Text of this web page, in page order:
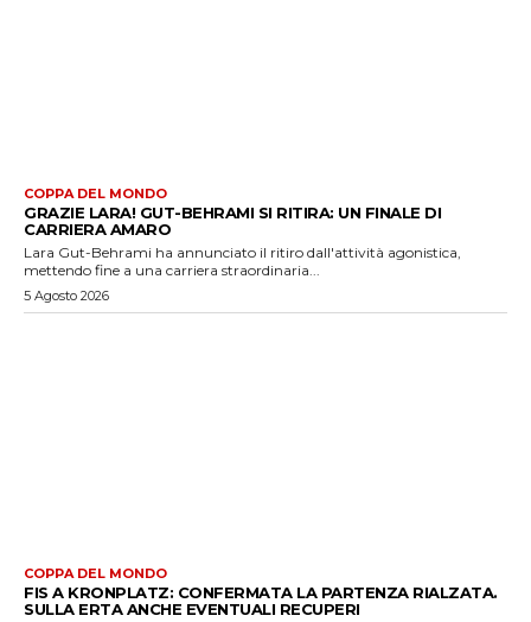
COPPA DEL MONDO
GRAZIE LARA! GUT-BEHRAMI SI RITIRA: UN FINALE DI
CARRIERA AMARO
Lara Gut-Behrami ha annunciato il ritiro dall'attività agonistica,
mettendo fine a una carriera straordinaria...
5 Agosto 2026
COPPA DEL MONDO
FIS A KRONPLATZ: CONFERMATA LA PARTENZA RIALZATA.
SULLA ERTA ANCHE EVENTUALI RECUPERI